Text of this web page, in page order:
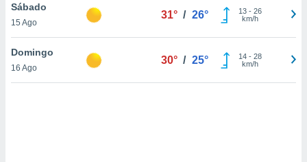
el sitio
ni para
o
Sábado
15 Ago
31° / 26° 13- 26
km/h
Domingo
16 Ago
30° / 25° 14- 28
km/h